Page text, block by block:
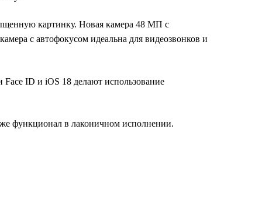
картинку. Новая камера 48 МП с
с автофокусом идеальна для видеозвонков и
Face ID и iOS 18 делают использование
функционал в лаконичном исполнении.